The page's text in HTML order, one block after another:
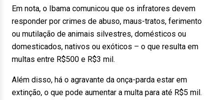
Em nota, o Ibama comunicou que os infratores devem
responder por crimes de abuso, maus-tratos, ferimento
ou mutilação de animais silvestres, domésticos ou
domesticados, nativos ou exóticos – o que resulta em
multas entre R$500 e R$3 mil.
Além disso, há o agravante da onça-parda estar em
extinção, o que pode aumentar a multa para até R$5 mil.